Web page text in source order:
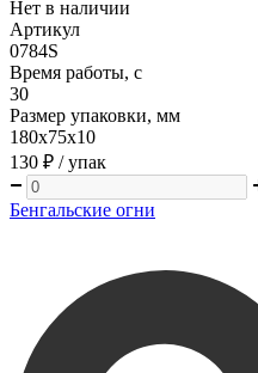
Нет в наличии
Артикул
0784S
Время работы, с
30
Размер упаковки, мм
180х75х10
130 ₽ / упак
Бенгальские огни